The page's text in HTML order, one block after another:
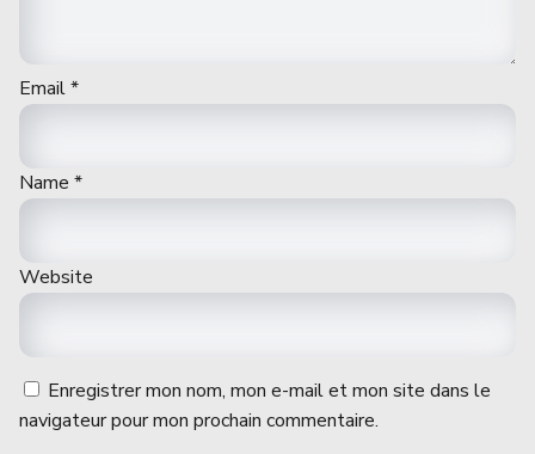
Email*
Name *
Website
Enregistrer mon nom, mon e-mail et mon site dans le
navigateur pour mon prochain commentaire.